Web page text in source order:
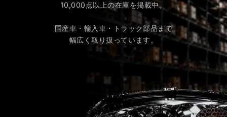
10,000点以上の在庫を掲載中。
国産車・輸入車・トラック部品まで
幅広く取り扱っています。